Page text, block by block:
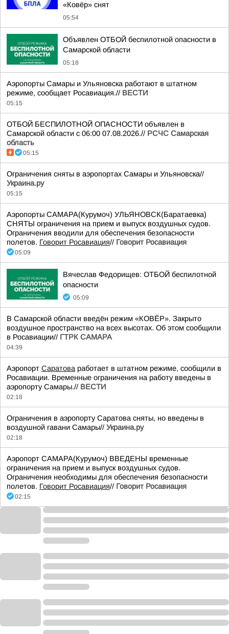
«Ковёр» снят
05:54
Объявлен ОТБОЙ беспилотной опасности в
Самарской области
05:18
Аэропорты Самары и Ульяновска работают в штатном
режиме, сообщает Росавиация.// ВЕСТИ
05:15
ОТБОЙ БЕСПИЛОТНОЙ ОПАСНОСТИ объявлен в
Самарской области с 06:00 07.08.2026.// РСЧС Самарская
область
05:15
Ограничения сняты в аэропортах Самары и Ульяновска//
Украина.ру
05:15
Аэропорты САМАРА(Курумоч) УЛЬЯНОВСК(Баратаевка)
СНЯТЫ ограничения на прием и выпуск воздушных судов.
Ограничения вводили для обеспечения безопасности
полетов. Говорит Росавиация// Говорит Росавиация
05:09
Вячеслав Федорищев: ОТБОЙ беспилотной
опасности
05:09
В Самарской области введён режим «КОВЁР». Закрыто
воздушное пространство на всех высотах. Об этом сообщили
в Росавиации// ГТРК САМАРА
04:39
Аэропорт Саратова работает в штатном режиме, сообщили в
Росавиации. Временные ограничения на работу введены в
аэропорту Самары.// ВЕСТИ
02:18
Ограничения в аэропорту Саратова сняты, но введены в
воздушной гавани Самары// Украина.ру
02:18
Аэропорт САМАРА(Курумоч) ВВЕДЕНЫ временные
ограничения на прием и выпуск воздушных судов.
Ограничения необходимы для обеспечения безопасности
полетов. Говорит Росавиация// Говорит Росавиация
02:15